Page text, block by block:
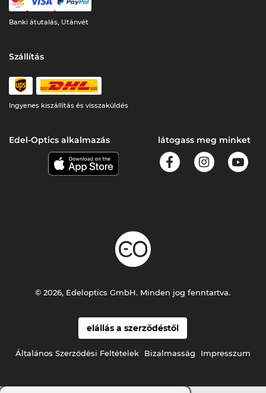
Banki átutalás, Utánvét
Szállítás
Ingyenes kiszállítás és visszaküldés
Edel-Optics alkalmazás látogass meg minket
elállás a szerződéstől
Általános Szerződési Feltételek Bizalmasság Impresszum
© 2026, Edeloptics GmbH. Minden jog fenntartva.